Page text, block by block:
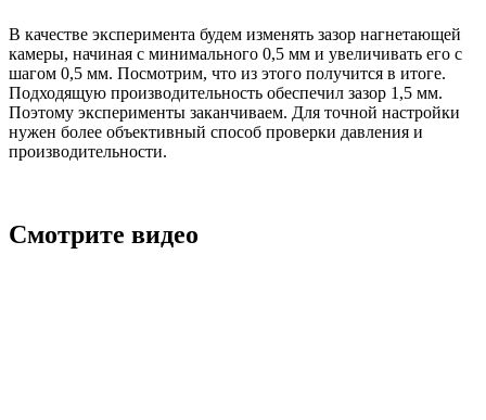
В качестве эксперимента будем изменять зазор нагнетающей
камеры, начиная с минимального 0,5 мм и увеличивать его с
шагом 0,5 мм. Посмотрим, что из этого получится в итоге.
Подходящую производительность обеспечил зазор 1,5 мм.
Поэтому эксперименты заканчиваем. Для точной настройки
нужен более объективный способ проверки давления и
производительности.
Смотрите видео